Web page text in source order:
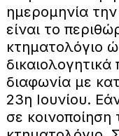
ημερομηνία
είναι το
κτηματολόγιο
διαφωνία με
23η Ιουνίου.
σε